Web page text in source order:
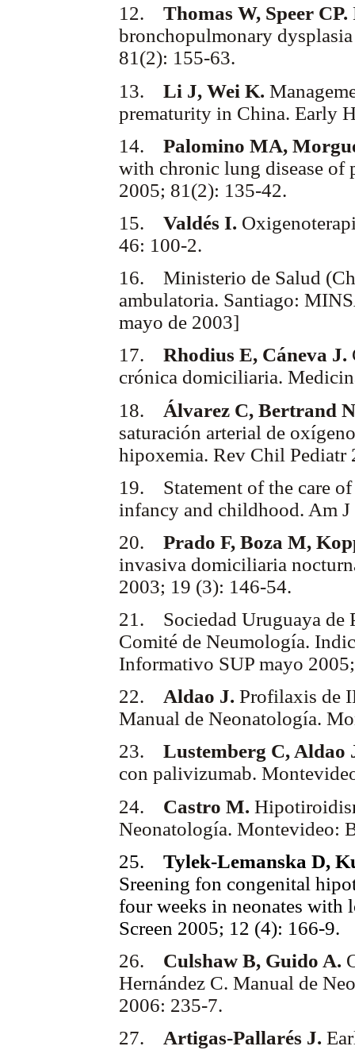
12. Thomas W, Speer CP.
bronchopulmonary
81(2): 155-63.
13. Li J, Wei K.
prematurity in China. Early
14. Palomino MA,
with chronic lung disease
2005; 81(2): 135-42.
15. Valdés I.
46: 100-2.
16. Ministerio de Salud
ambulatoria. Santiago:
mayo de 2003]
17. Rhodius E, Cáneva J.
crónica domiciliaria.
18. Álvarez C, Bertrand
saturación arterial de
hipoxemia. Rev Chil Pediatr
19. Statement of the care
infancy and childhood. Am
20. Prado F, Boza M,
invasiva domiciliaria
2003; 19 (3): 146-54.
21. Sociedad Uruguaya de
Comité de Neumología.
Informativo SUP mayo
22. Aldao J. Profilaxis de
Manual de Neonatología.
23. Lustemberg C, Aldao
con palivizumab.
24. Castro M.
Neonatología. Montevideo:
25. Tylek-Lemanska D,
Sreening fon congenital
four weeks in neonates
Screen 2005; 12 (4): 166-9.
26. Culshaw B, Guido A.
Hernández C. Manual de
2006: 235-7.
27. Artigas-Pallarés J.